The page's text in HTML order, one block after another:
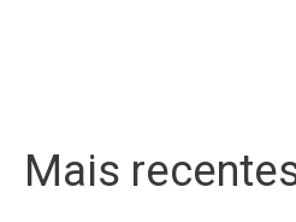
Mais